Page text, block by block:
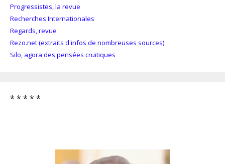
Progressistes, la revue
Recherches Internationales
Regards, revue
Rezo.net (extraits d'infos de nombreuses sources)
Silo, agora des pensées cruitiques
* * * * *